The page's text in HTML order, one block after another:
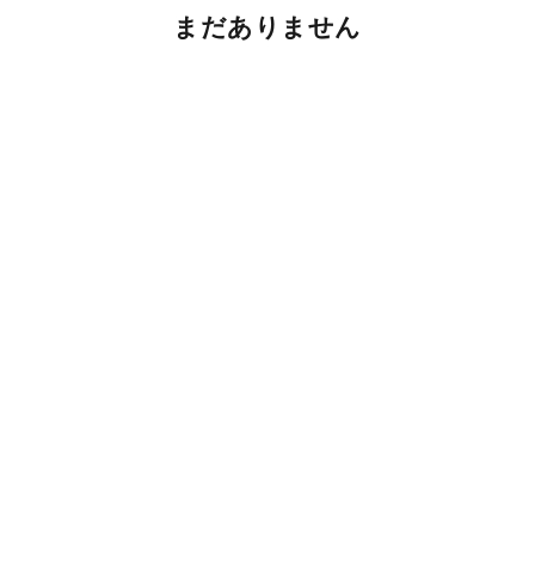
まだありません